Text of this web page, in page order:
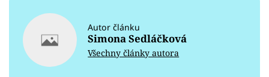
Autor článku
Simona Sedláčková
Všechny články autora